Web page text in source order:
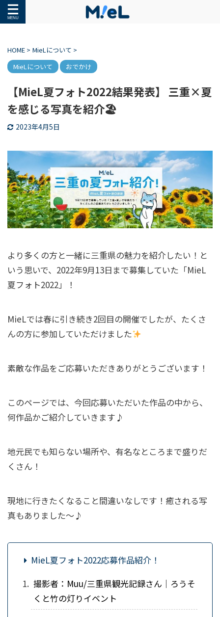
HOME > MieLについて >
MieLについて
おでかけ
【MieL夏フォト2022結果発表】 三重×夏
を感じる写真を紹介🏖
2023年4月5日
より多くの方と一緒に三重県の魅力を紹介したい！と
いう思いで、2022年9月13日まで募集していた「MieL
夏フォト2022」！
MieLでは春に引き続き2回目の開催でしたが、たくさ
んの方に参加していただけました
素敵な作品をご応募いただきありがとうございます！
このページでは、今回応募いただいた作品の中から、
何作品かご紹介していきます♪
地元民でも知らない場所や、有名なところまで盛りだ
くさん！
現地に行きたくなること間違いなしです！癒される写
真もありました～♪
MieL夏フォト2022応募作品紹介！
撮影者：Muu/三重県観光記録さん｜ろうそ
くと竹の灯りイベント